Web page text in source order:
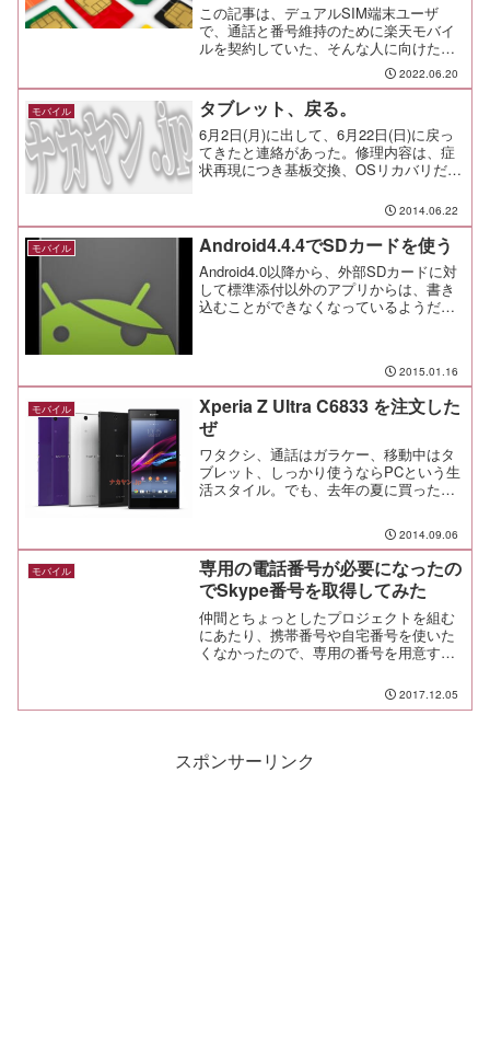
この記事は、デュアルSIM端末ユーザ
で、通話と番号維持のために楽天モバイ
ルを契約していた、そんな人に向けたも
のだ。G-Suiteもそうだが、刈り取りの時
期なんだなぁ。。。としみじみ思う。楽
天モバイルショックとでも言おうか。ぶ
っちゃけ0円で維...
2022.06.20
モバイル タブレット、戻る。
6月2日(月)に出して、6月22日(日)に戻っ
てきたと連絡があった。修理内容は、症
状再現につき基板交換、OSリカバリだそ
に壊れた時は買い換えだな。その時まで
に、新しいNEXUSタブレットが出ていれ
ばいいな...
2014.06.22
モバイル Android4.4.4でSDカードを使う
Android4.0以降から、外部SDカードに対
して標準添付以外のアプリからは、書き
込むことができなくなっているようだ。
2015.01.16
モバイル
Xperia Z Ultra C6833 を注文した
ぜ
ワタクシ、通話はガラケー、移動中はタ
ブレット、しっかり使うならPCという生
活スタイル。でも、去年の夏に買った愛
が悪くて修理したのに、8月にまた再起動
ループに陥って再修理という有様で、ほ
ん...
2014.09.06
モバイル
専用の電話番号が必要になったの
でSkype番号を取得してみた
仲間とちょっとしたプロジェクトを組む
にあたり、携帯番号や自宅番号を使いた
くなかったので、専用の番号を用意する
2017.12.05
スポンサーリンク